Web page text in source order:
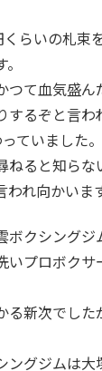
らいの札束
つて血気盛
るぞと言わ
ていました。
ねると知らな
れ向かいます
クシングジ
いプロボクサ
る新次でした
ングジムは